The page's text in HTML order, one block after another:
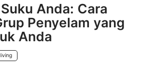
Anda: Cara
Penyelam yang
Anda